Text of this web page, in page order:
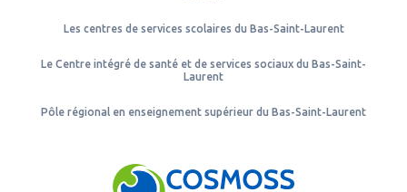
Les centres de services scolaires du Bas-Saint-Laurent
Le Centre intégré de santé et de services sociaux du Bas-Saint-
Laurent
Pôle régional en enseignement supérieur du Bas-Saint-Laurent